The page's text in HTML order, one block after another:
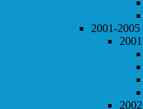
2001-2005
2001
2002